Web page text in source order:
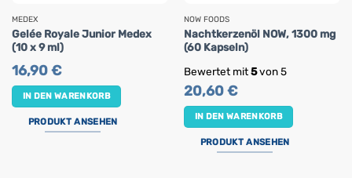
MEDEX
Gelée Royale Junior Medex
(10 x 9 ml)
16,90€
IN DEN WARENKORB
PRODUKT ANSEHEN
NOW FOODS
Nachtkerzenöl NOW, 1300 mg
(60 Kapseln)
Bewertet mit5von 5
20,60€
IN DEN WARENKORB
PRODUKT ANSEHEN